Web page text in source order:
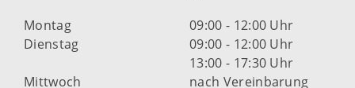
Montag
09:00 - 12:00 Uhr
Dienstag
09:00 - 12:00 Uhr
13:00 - 17:30 Uhr
Mittwoch
nach Vereinbarung